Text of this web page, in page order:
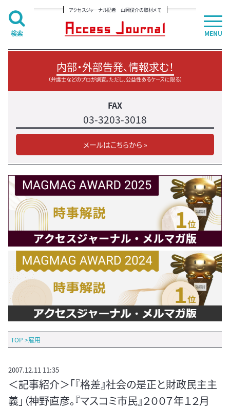
アクセスジャーナル記者 山岡俊介の取材メモ
内部・外部告発、情報求む！
（弁護士などのプロが調査。ただし、公益性あるケースに限る）
FAX
03-3203-3018
メールはこちらから »
TOP >雇用
2007.12.11 11:35
＜記事紹介＞「『格差』社会の是正と財政民主主
義」（神野直彦。『マスコミ市民』２００７年１２月
MENU
検索